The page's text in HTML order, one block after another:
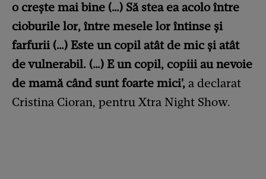
o crește mai bine (…) Să stea ea acolo între
cioburile lor, între mesele lor întinse și
farfurii (…) Este un copil atât de mic și atât
de vulnerabil. (…) E un copil, copiii au nevoie
de mamă când sunt foarte mici', a declarat
Cristina Cioran, pentru Xtra Night Show.